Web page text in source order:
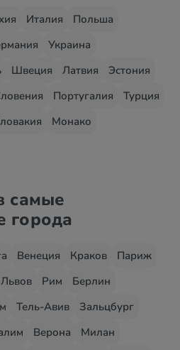
Италия
Польша
Украина
Швеция Латвия
Эстония
Португалия
Турция
Монако
самые
города
Венеция Краков
Париж
Львов Рим
Берлин
Тель-Авив
Зальцбург
Верона
Милан